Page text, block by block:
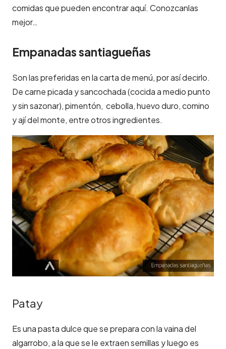
comidas que pueden encontrar aquí. Conozcanlas
mejor…
Empanadas santiagueñas
Son las preferidas en la carta de menú, por así decirlo.
De carne picada y sancochada (cocida a medio punto
y sin sazonar), pimentón, cebolla, huevo duro, comino
y ají del monte, entre otros ingredientes.
Patay
Es una pasta dulce que se prepara con la vaina del
algarrobo, a la que se le extraen semillas y luego es